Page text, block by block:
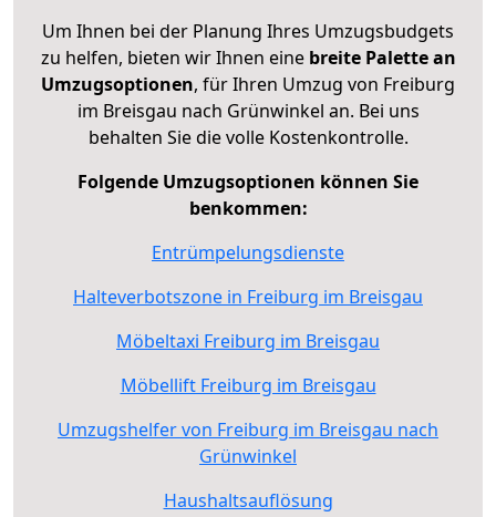
Um Ihnen bei der Planung Ihres Umzugsbudgets
zu helfen, bieten wir Ihnen eine breite Palette an
Umzugsoptionen, für Ihren Umzug von Freiburg
im Breisgau nach Grünwinkel an. Bei uns
behalten Sie die volle Kostenkontrolle.
Folgende Umzugsoptionen können Sie
benkommen:
Entrümpelungsdienste
Halteverbotszone in Freiburg im Breisgau
Möbeltaxi Freiburg im Breisgau
Möbellift Freiburg im Breisgau
Umzugshelfer von Freiburg im Breisgau nach
Grünwinkel
Haushaltsauflösung